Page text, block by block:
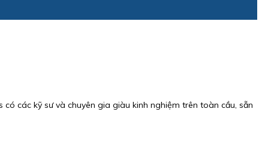
các kỹ sư và chuyên gia giàu kinh nghiệm trên toàn cầu, sẵn